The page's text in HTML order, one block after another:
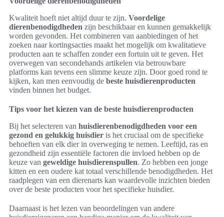
Kwaliteit hoeft niet altijd duur te zijn. Voordelige
dierenbenodigdheden zijn beschikbaar en kunnen gemakkelijk
worden gevonden. Het combineren van aanbiedingen of het
zoeken naar kortingsacties maakt het mogelijk om kwalitatieve
producten aan te schaffen zonder een fortuin uit te geven. Het
overwegen van secondehands artikelen via betrouwbare
platforms kan tevens een slimme keuze zijn. Door goed rond te
kijken, kan men eenvoudig de beste huisdierenproducten
vinden binnen het budget.
Tips voor het kiezen van de beste huisdierenproducten
Bij het selecteren van huisdierenbenodigdheden voor een
gezond en gelukkig huisdier is het cruciaal om de specifieke
behoeften van elk dier in overweging te nemen. Leeftijd, ras en
gezondheid zijn essentiële factoren die invloed hebben op de
keuze van geweldige huisdierenspullen. Zo hebben een jonge
kitten en een oudere kat totaal verschillende benodigdheden. Het
raadplegen van een dierenarts kan waardevolle inzichten bieden
over de beste producten voor het specifieke huisdier.
Daarnaast is het lezen van beoordelingen van andere